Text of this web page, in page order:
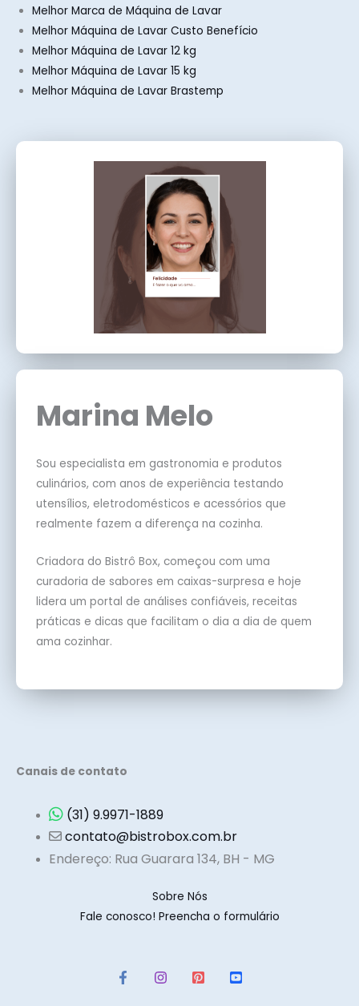
Melhor Marca de Máquina de Lavar
Melhor Máquina de Lavar Custo Benefício
Melhor Máquina de Lavar 12 kg
Melhor Máquina de Lavar 15 kg
Melhor Máquina de Lavar Brastemp
Marina Melo
Sou especialista em gastronomia e produtos
culinários, com anos de experiência testando
utensílios, eletrodomésticos e acessórios que
realmente fazem a diferença na cozinha.
Criadora do Bistrô Box, começou com uma
curadoria de sabores em caixas-surpresa e hoje
lidera um portal de análises confiáveis, receitas
práticas e dicas que facilitam o dia a dia de quem
ama cozinhar.
Canais de contato
(31) 9.9971-1889
contato@bistrobox.com.br
Endereço: Rua Guarara 134, BH - MG
Sobre Nós
Fale conosco! Preencha o formulário